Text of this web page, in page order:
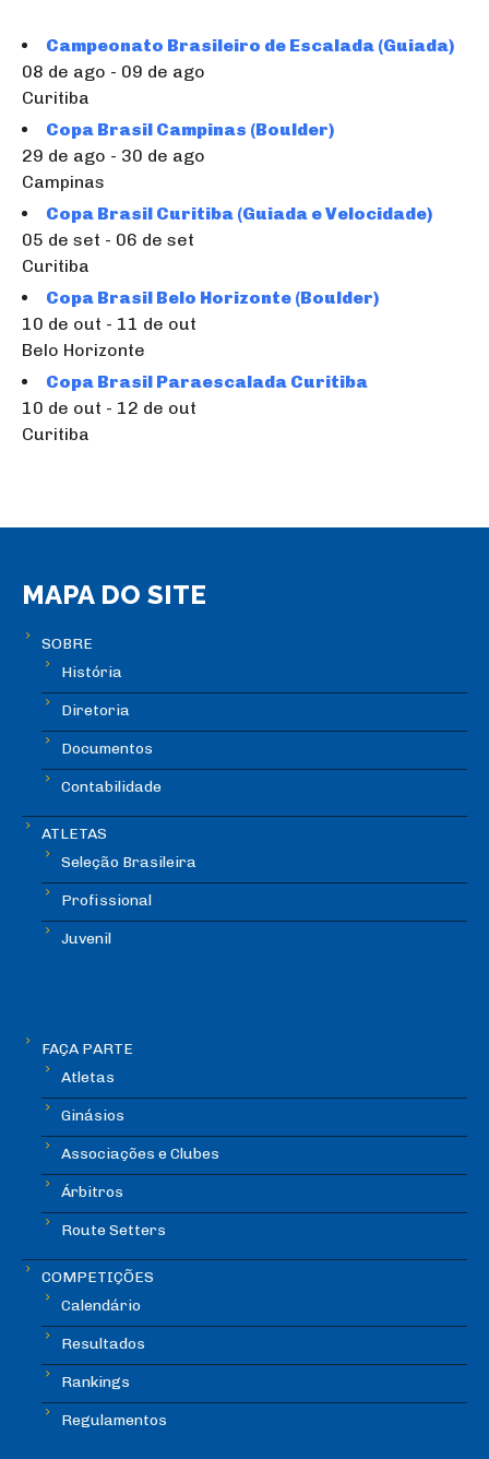
Campeonato Brasileiro de Escalada (Guiada)
08 de ago - 09 de ago
Curitiba
Copa Brasil Campinas (Boulder)
29 de ago - 30 de ago
Campinas
Copa Brasil Curitiba (Guiada e Velocidade)
05 de set - 06 de set
Curitiba
Copa Brasil Belo Horizonte (Boulder)
10 de out - 11 de out
Belo Horizonte
Copa Brasil Paraescalada Curitiba
10 de out - 12 de out
Curitiba
MAPA DO SITE
SOBRE
História
Diretoria
Documentos
Contabilidade
ATLETAS
Seleção Brasileira
Profissional
Juvenil
FAÇA PARTE
Atletas
Ginásios
Associações e Clubes
Árbitros
Route Setters
COMPETIÇÕES
Calendário
Resultados
Rankings
Regulamentos